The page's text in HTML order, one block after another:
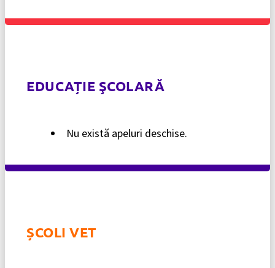
EDUCAȚIE ŞCOLARĂ
Nu există apeluri deschise.
ȘCOLI VET